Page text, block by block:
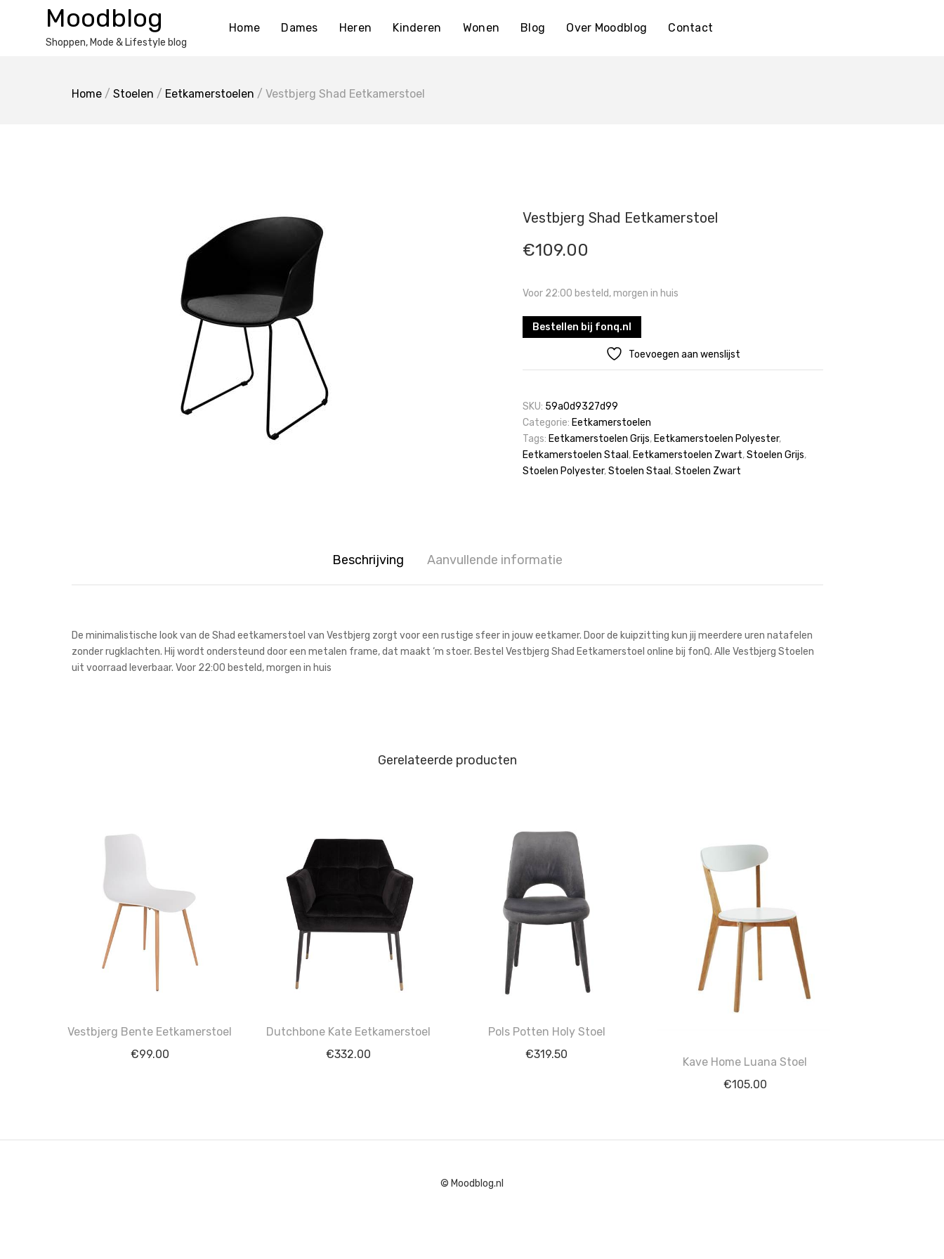
Moodblog
Shoppen, Mode & Lifestyle blog
Home Dames Heren Kinderen Wonen Blog Over Moodblog Contact
Home / Stoelen / Eetkamerstoelen / Vestbjerg Shad Eetkamerstoel
Vestbjerg Shad Eetkamerstoel
€109.00
Voor 22:00 besteld, morgen in huis
Bestellen bij fonq.nl
Toevoegen aan wenslijst
SKU: 59a0d9327d99
Categorie: Eetkamerstoelen
Tags: Eetkamerstoelen Grijs, Eetkamerstoelen Polyester,
Eetkamerstoelen Staal , Eetkamerstoelen Zwart,Stoelen Grijs,
Stoelen Polyester,Stoelen Staal ,Stoelen Zwart
Beschrijving Aanvullende informatie
De minimalistische look van de Shad eetkamerstoel van Vestbjerg zorgt voor een rustige sfeer in jouw eetkamer. Door de kuipzitting kun jij meerdere uren natafelen
zonder rugklachten. Hij wordt ondersteund door een metalen frame, dat maakt ‘m stoer. Bestel Vestbjerg Shad Eetkamerstoel online bij fonQ. Alle Vestbjerg Stoelen
uit voorraad leverbaar. Voor 22:00 besteld, morgen in huis
Gerelateerde producten
Vestbjerg Bente Eetkamerstoel
€99.00
Dutchbone Kate Eetkamerstoel
€332.00
Pols Potten Holy Stoel
€319.50
Kave Home Luana Stoel
€105.00
© Moodblog.nl